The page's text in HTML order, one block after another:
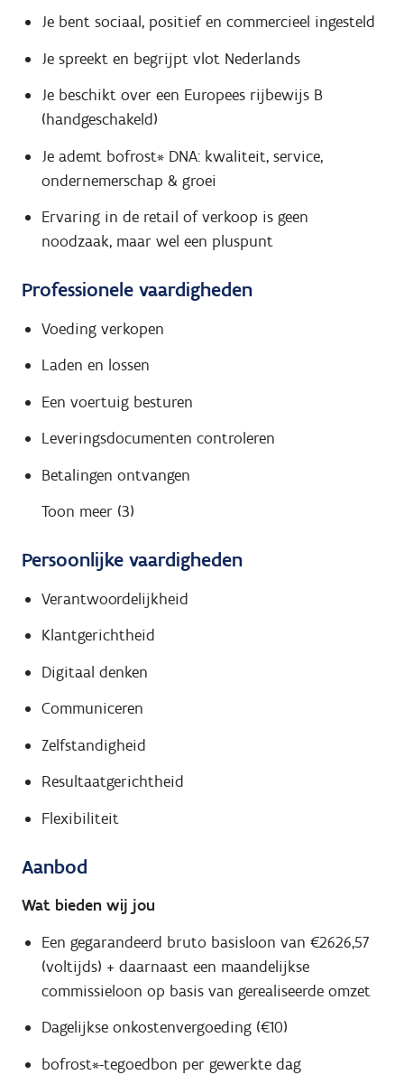
Je bent sociaal, positief en commercieel ingesteld
Je spreekt en begrijpt vlot Nederlands
Je beschikt over een Europees rijbewijs B
(handgeschakeld)
Je ademt bofrost* DNA: kwaliteit, service,
ondernemerschap & groei
Ervaring in de retail of verkoop is geen
noodzaak, maar wel een pluspunt
Professionele vaardigheden
Voeding verkopen
Laden en lossen
Een voertuig besturen
Leveringsdocumenten controleren
Betalingen ontvangen
Toon meer (3)
Persoonlijke vaardigheden
Verantwoordelijkheid
Klantgerichtheid
Digitaal denken
Communiceren
Zelfstandigheid
Resultaatgerichtheid
Flexibiliteit
Aanbod
Wat bieden wij jou
Een gegarandeerd bruto basisloon van €2626,57
(voltijds) + daarnaast een maandelijkse
commissieloon op basis van gerealiseerde omzet
Dagelijkse onkostenvergoeding (€10)
bofrost*-tegoedbon per gewerkte dag